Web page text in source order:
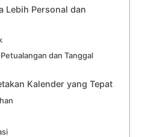
Lebih Personal dan
dan Tanggal
Kalender yang Tepat